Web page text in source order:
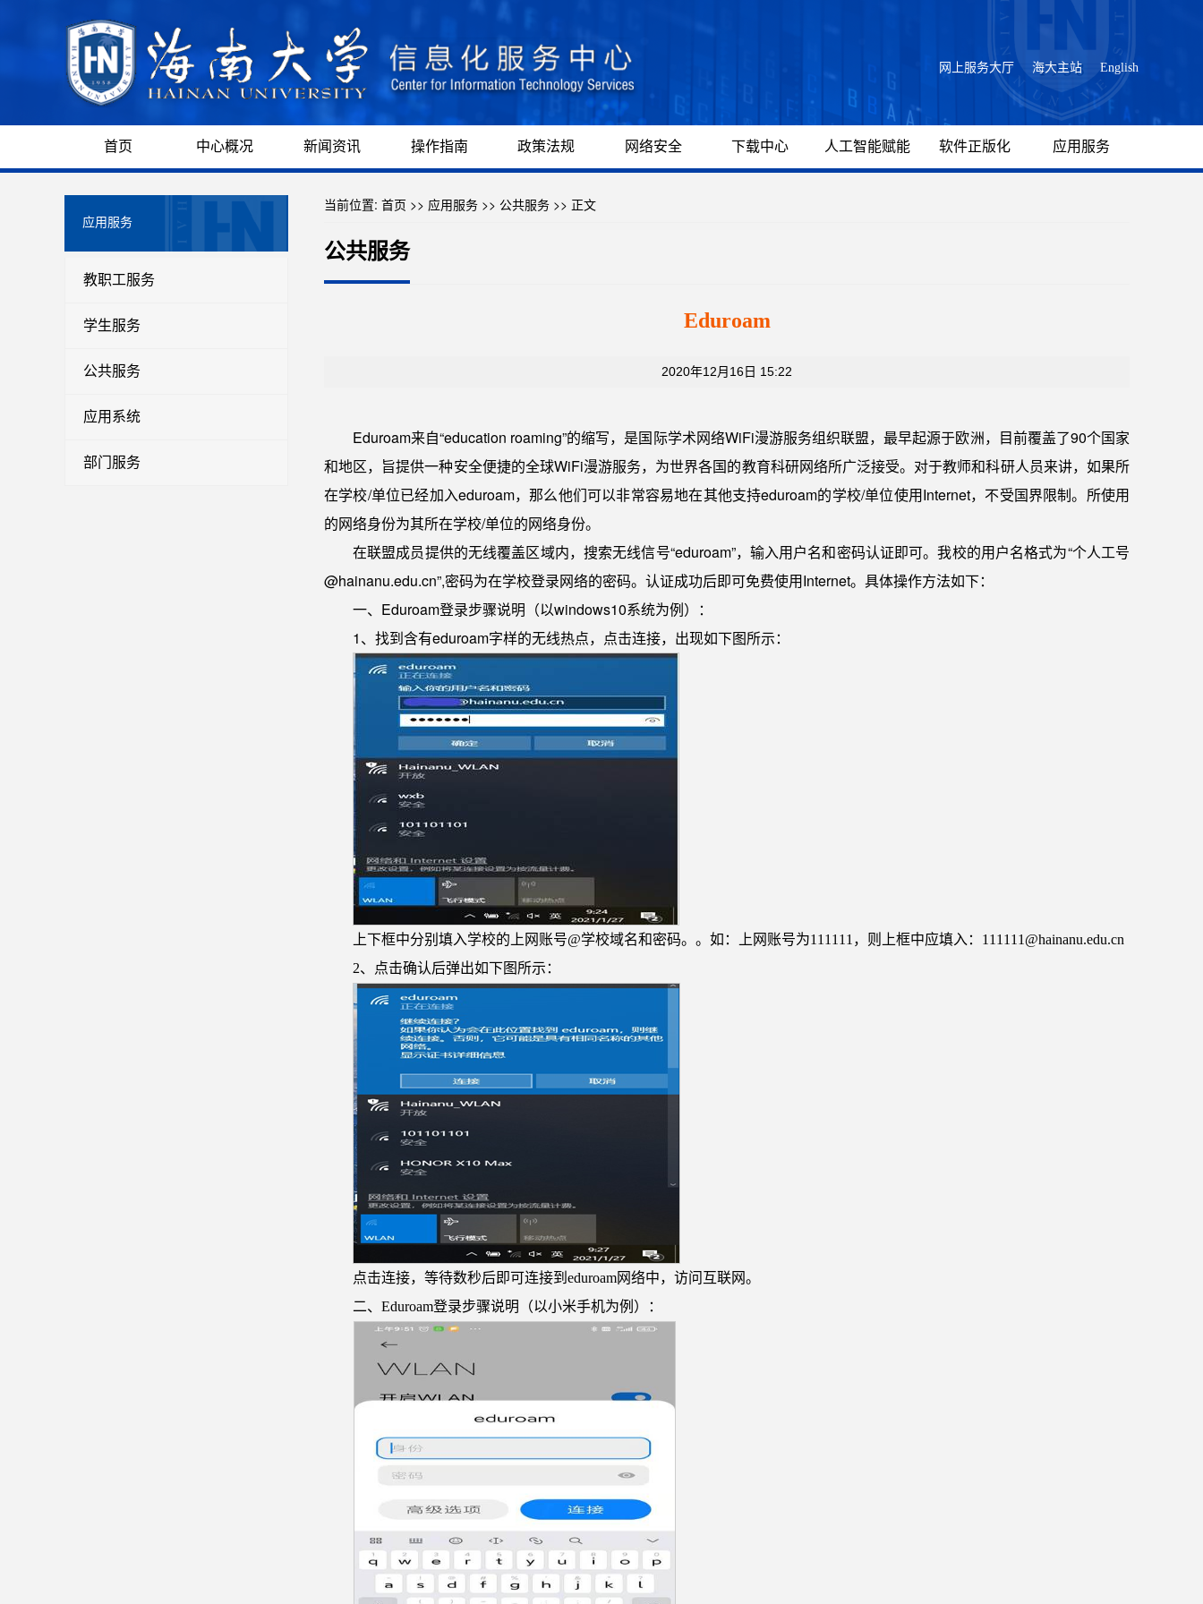
English
海大主站
网上服务大厅
首页 中心概况 新闻资讯 操作指南 政策法规 网络安全 下载中心 人工智能赋能 软件正版化 应用服务
应用服务
教职工服务
学生服务
公共服务
应用系统
部门服务
当前位置: 首页 >> 应用服务 >> 公共服务 >> 正文
公共服务
Eduroam
2020年12月16日 15:22
Eduroam来自“education roaming”的缩写，是国际学术网络WiFi漫游服务组织联盟，最早起源于欧洲，目前覆盖了90个国家
和地区，旨提供一种安全便捷的全球WiFi漫游服务，为世界各国的教育科研网络所广泛接受。对于教师和科研人员来讲，如果所
在学校/单位已经加入eduroam，那么他们可以非常容易地在其他支持eduroam的学校/单位使用Internet，不受国界限制。所使用
的网络身份为其所在学校/单位的网络身份。
在联盟成员提供的无线覆盖区域内，搜索无线信号“eduroam”，输入用户名和密码认证即可。我校的用户名格式为“个人工号
@hainanu.edu.cn”,密码为在学校登录网络的密码。认证成功后即可免费使用Internet。具体操作方法如下：
一、Eduroam登录步骤说明（以windows10系统为例）：
1、找到含有eduroam字样的无线热点，点击连接，出现如下图所示：
上下框中分别填入学校的上网账号@学校域名和密码。。如：上网账号为111111，则上框中应填入：111111@hainanu.edu.cn
2、点击确认后弹出如下图所示：
点击连接，等待数秒后即可连接到 eduroam网络中，访问互联网。
二、Eduroam登录步骤说明（以小米手机为例）：